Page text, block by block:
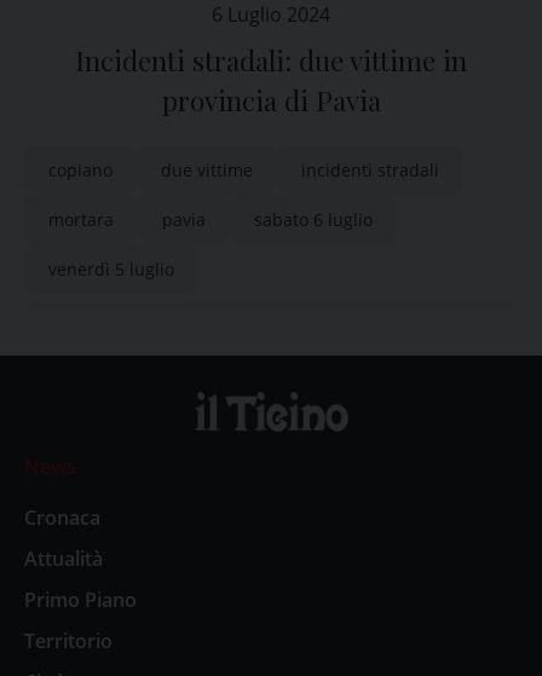
6 Luglio 2024
Incidenti stradali: due vittime in
provincia di Pavia
copiano due vittime incidenti stradali
mortara pavia sabato 6 luglio
venerdì 5 luglio
News
Cronaca
Attualità
Primo Piano
Territorio